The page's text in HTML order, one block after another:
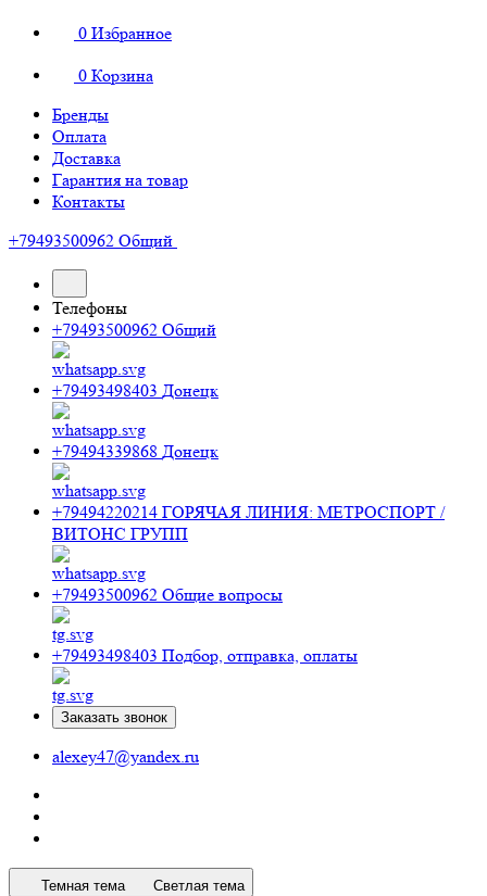
0 Избранное
0 Корзина
Бренды
Оплата
Доставка
Гарантия на товар
Контакты
+79493500962 Общий
Телефоны
+79493500962 Общий
+79493498403 Донецк
+79494339868 Донецк
+79494220214 ГОРЯЧАЯ ЛИНИЯ: МЕТРОСПОРТ /
ВИТОНС ГРУПП
+79493500962 Общие вопросы
+79493498403 Подбор, отправка, оплаты
Заказать звонок
alexey47@yandex.ru
Темная тема Светлая тема